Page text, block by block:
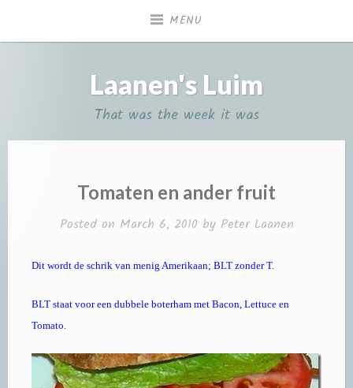
MENU
Laanen's Luim
That was the week it was
Tomaten en ander fruit
Posted on March 6, 2010 by Peter Laanen
Dit wordt de schrik van menig Amerikaan; BLT zonder T.
BLT staat voor een dubbele boterham met Bacon, Lettuce en
Tomato.